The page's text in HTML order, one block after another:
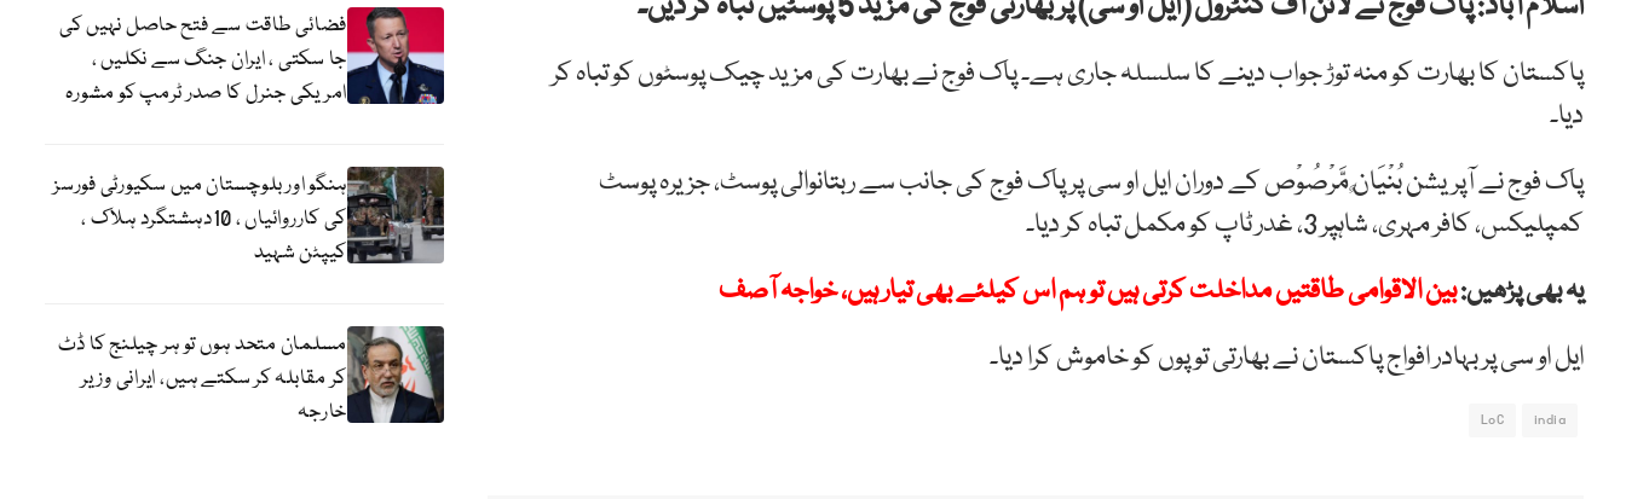
پاکستان کا بھارت کو منہ توڑ جواب دینے کا سلسلہ جاری ہے۔ پاک فوج نے بھارت کی مزید چیک پوسٹوں کو تباہ کر
دیا۔
پاک فوج نے آپریشن بُنْيَانٌ مَّرْصُوْص کے دوران ایل او سی پر پاک فوج کی جانب سے ربتانوالی پوسٹ، جزیرہ پوسٹ
کمپلیکس، کافر مہری، شاہپر 3، غدر ٹاپ کو مکمل تباہ کر دیا۔
یہ بھی پڑھیں:بین الاقوامی طاقتیں مداخلت کرتی ہیں تو ہم اس کیلئے بھی تیار ہیں، خواجہ آصف
ایل او سی پر بہادر افواج پاکستان نے بھارتی توپوں کو خاموش کرا دیا۔
india
LoC
فضائی طاقت سے فتح حاصل نہیں کی
جا سکتی ، ایران جنگ سے نکلیں ،
امریکی جنرل کا صدر ٹرمپ کو مشورہ
ہنگو اور بلوچستان میں سکیورٹی فورسز
کی کارروائیاں ، 10دہشتگرد ہلاک ،
کیپٹن شہید
مسلمان متحد ہوں تو ہر چیلنج کا ڈٹ
کر مقابلہ کر سکتے ہیں، ایرانی وزیر
خارجہ